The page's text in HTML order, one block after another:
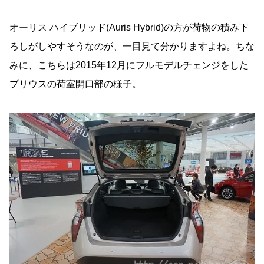
オーリス ハイブリッド(Auris Hybrid)の方が荷物の積み下
ろしがしやすそうなのが、一目見て分かりますよね。ちな
みに、こちらは2015年12月にフルモデルチェンジをした
プリウスの荷室開口部の様子。